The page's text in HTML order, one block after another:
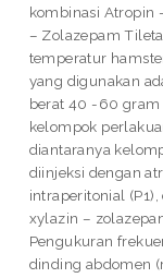
kombinasi Atropin
– Zolazepam
temperatur
yang digunakan
berat 40 -60 gram
kelompok
diantaranya
diinjeksi dengan
intraperitonial
xylazin –
Pengukuran
dinding abdomen